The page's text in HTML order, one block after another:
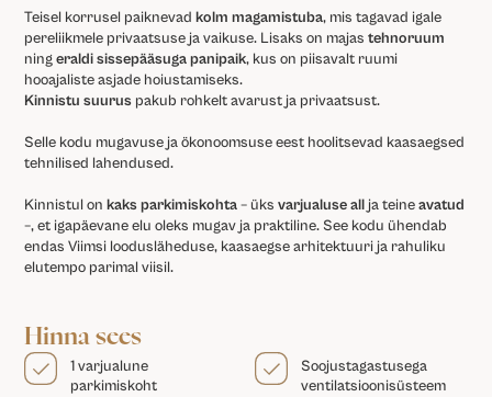
Hinna sees
1 varjualune
parkimiskoht
Soojustagastusega
ventilatsioonisüsteem
Teisel korrusel paiknevadkolm magamistuba, mis tagavad igale
pereliikmele privaatsuse ja vaikuse. Lisaks on majastehnoruum
ningeraldi sissepääsuga panipaik, kus on piisavalt ruumi
hooajaliste asjade hoiustamiseks.
Kinnistu suurus pakub rohkelt avarust ja privaatsust.
Selle kodu mugavuse ja ökonoomsuse eest hoolitsevad kaasaegsed
tehnilised lahendused.
Kinnistul onkaks parkimiskohta– üksvarjualuse all ja teineavatud
–, et igapäevane elu oleks mugav ja praktiline. See kodu ühendab
endas Viimsi loodusläheduse, kaasaegse arhitektuuri ja rahuliku
elutempo parimal viisil.